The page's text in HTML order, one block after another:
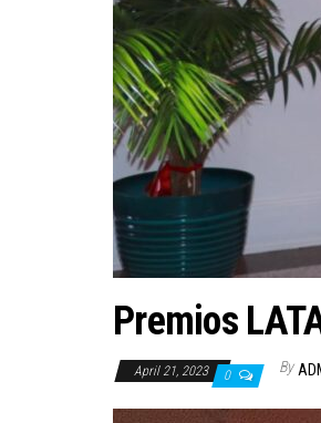
Premios
April 21, 2023 0 By